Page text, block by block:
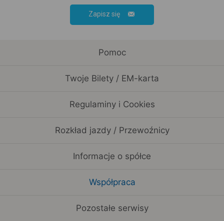
Zapisz się
Pomoc
Twoje Bilety / EM-karta
Regulaminy i Cookies
Rozkład jazdy / Przewoźnicy
Informacje o spółce
Współpraca
Pozostałe serwisy